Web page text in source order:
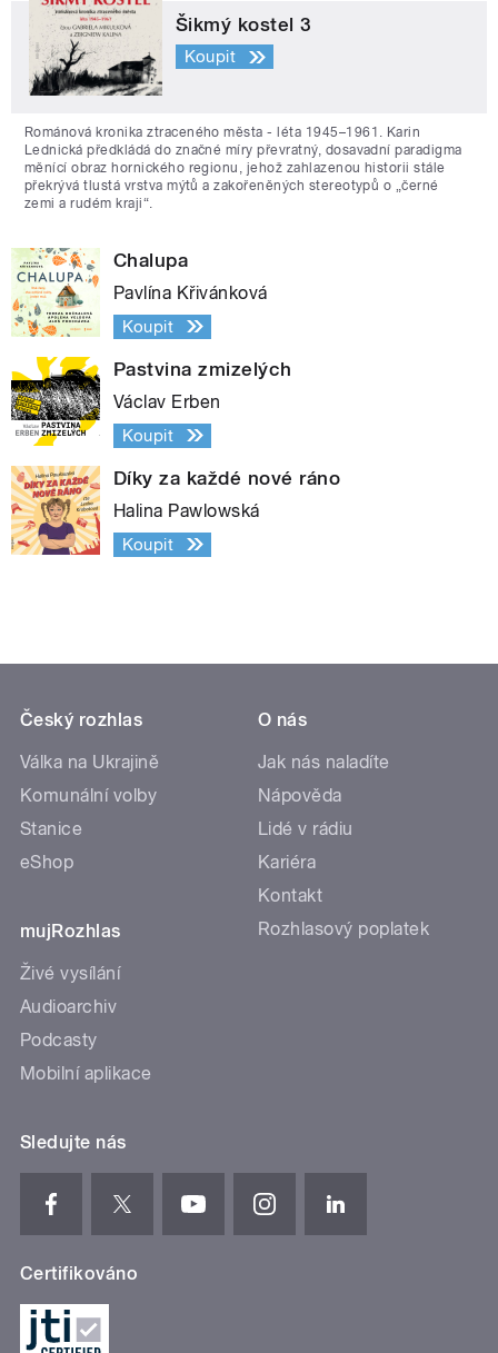
Šikmý kostel 3
Koupit
Románová kronika ztraceného města - léta 1945–1961. Karin
Lednická předkládá do značné míry převratný, dosavadní paradigma
měnící obraz hornického regionu, jehož zahlazenou historii stále
překrývá tlustá vrstva mýtů a zakořeněných stereotypů o „černé
zemi a rudém kraji“.
Chalupa
Pavlína Křivánková
Koupit
Pastvina zmizelých
Václav Erben
Koupit
Díky za každé nové ráno
Halina Pawlowská
Koupit
Český rozhlas
Válka na Ukrajině
Komunální volby
Stanice
eShop
mujRozhlas
Živé vysílání
Audioarchiv
Podcasty
Mobilní aplikace
O nás
Jak nás naladíte
Nápověda
Lidé v rádiu
Kariéra
Kontakt
Rozhlasový poplatek
Sledujte nás
Certifikováno